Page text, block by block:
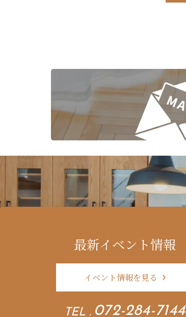
最新イベント情報
イベント情報を見る
TEL . 072-284-7144